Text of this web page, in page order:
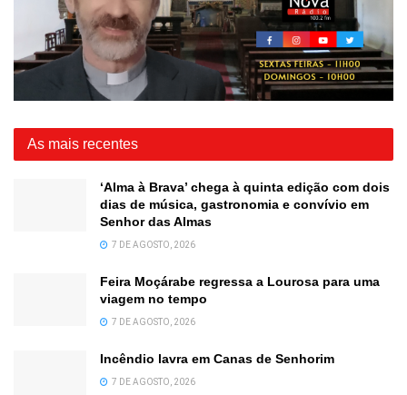
As mais recentes
‘Alma à Brava’ chega à quinta edição com dois
dias de música, gastronomia e convívio em
Senhor das Almas
7 DE AGOSTO, 2026
Feira Moçárabe regressa a Lourosa para uma
viagem no tempo
7 DE AGOSTO, 2026
Incêndio lavra em Canas de Senhorim
7 DE AGOSTO, 2026